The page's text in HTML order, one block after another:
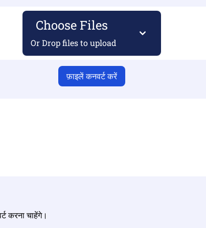
Choose Files
Or Drop files to upload
फ़ाइलें कनवर्ट करें
करना चाहेंगे।